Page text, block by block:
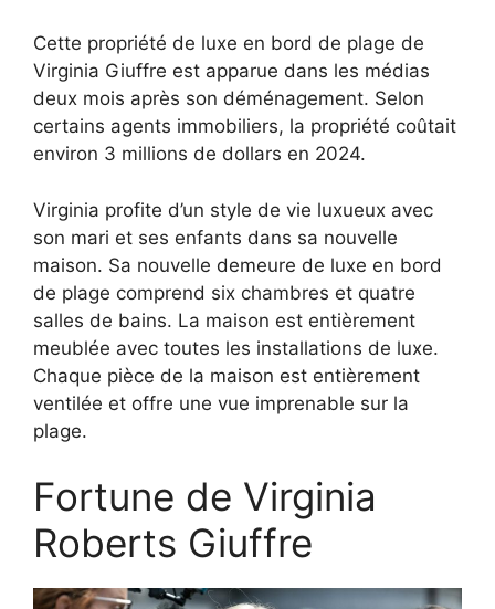
Cette propriété de luxe en bord de plage de
Virginia Giuffre est apparue dans les médias
deux mois après son déménagement. Selon
certains agents immobiliers, la propriété coûtait
environ 3 millions de dollars en 2024.
Virginia profite d’un style de vie luxueux avec
son mari et ses enfants dans sa nouvelle
maison. Sa nouvelle demeure de luxe en bord
de plage comprend six chambres et quatre
salles de bains. La maison est entièrement
meublée avec toutes les installations de luxe.
Chaque pièce de la maison est entièrement
ventilée et offre une vue imprenable sur la
plage.
Fortune de Virginia
Roberts Giuffre